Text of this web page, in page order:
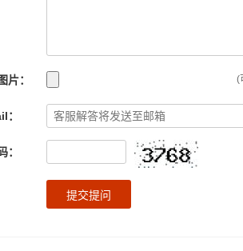
片： (
：
：
提交提问